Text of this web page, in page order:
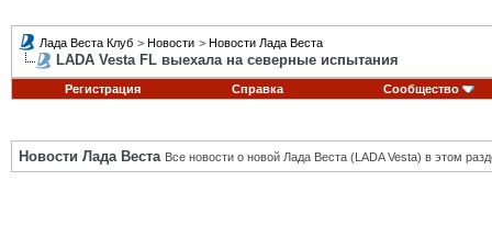
Лада Веста Клуб > Новости > Новости Лада Веста
LADA Vesta FL выехала на северные испытания
Регистрация Справка Сообщество
Новости Лада Веста Все новости о новой Лада Веста (LADA Vesta) в этом